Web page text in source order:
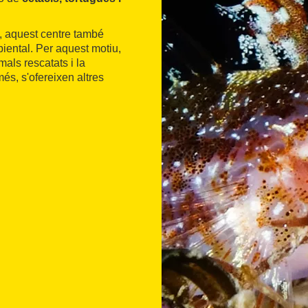
aquest centre també
Per aquest motiu,
rescatats i la
s'ofereixen altres